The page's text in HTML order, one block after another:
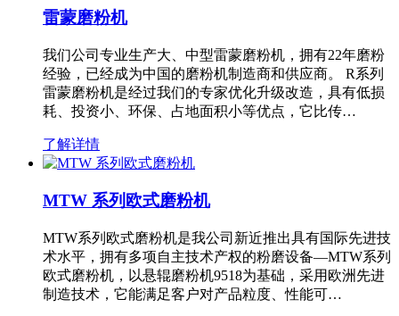
雷蒙磨粉机
我们公司专业生产大、中型雷蒙磨粉机，拥有22年磨粉
经验，已经成为中国的磨粉机制造商和供应商。 R系列
雷蒙磨粉机是经过我们的专家优化升级改造，具有低损
耗、投资小、环保、占地面积小等优点，它比传…
了解详情
MTW 系列欧式磨粉机
MTW系列欧式磨粉机是我公司新近推出具有国际先进技
术水平，拥有多项自主技术产权的粉磨设备—MTW系列
欧式磨粉机，以悬辊磨粉机9518为基础，采用欧洲先进
制造技术，它能满足客户对产品粒度、性能可…